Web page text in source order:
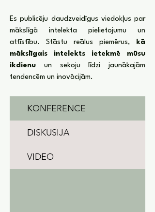
Es publicēju daudzveidīgus viedokļus par
mākslīgā intelekta pielietojumu un
attīstību. Stāstu reālus piemērus, kā
mākslīgais intelekts ietekmē mūsu
ikdienu un sekoju līdzi jaunākajām
tendencēm un inovācijām.
KONFERENCE
DISKUSIJA
VIDEO